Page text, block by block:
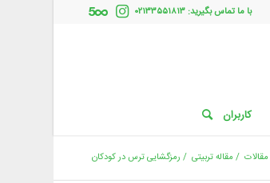
با ما تماس بگیرید: ۰۲۱۳۳۵۵۱۸۱۳
کاربران
مقالات / مقاله تربیتی / رمزگشایی ترس در کودکان